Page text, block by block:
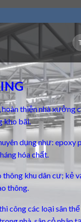
thiện nhà xưởng
kho bãi.
dụngnhư: epoxy
hóa chất.
khu dân cư; kẻ
thông.
công các loại sân